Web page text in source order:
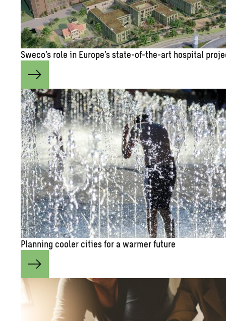
Sweco’s role in Eu­rope’s state-of-the-art hos­pi­tal
Plan­ning cooler cities for a warmer fu­ture